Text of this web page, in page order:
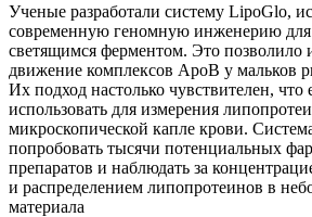
Ученые разработали систему LipoGlo,
современную геномную инженерию
светящимся ферментом. Это позволило
движение комплексов ApoB у мальков
Их подход настолько чувствителен,
использовать для измерения
микроскопической капле крови.
попробовать тысячи потенциальных
препаратов и наблюдать за
и распределением липопротеинов в
материала